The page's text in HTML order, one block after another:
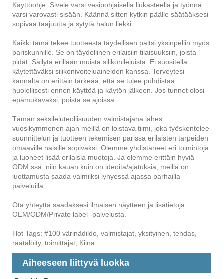
Käyttöohje: Sivele varsi vesipohjaisella liukasteella ja työnnä
varsi varovasti sisään. Käännä sitten kytkin päälle säätääksesi
sopivaa taajuutta ja sytytä halun liekki.
Kaikki tämä tekee tuotteesta täydellisen paitsi yksinpeliin myös
pariskunnille. Se on täydellinen erilaisiin tilaisuuksiin, joista
pidät. Säilytä erillään muista silikonileluista. Ei suositella
käytettäväksi silikonivoiteluaineiden kanssa. Terveytesi
kannalta on erittäin tärkeää, että se tulee puhdistaa
huolellisesti ennen käyttöä ja käytön jälkeen. Jos tunnet olosi
epämukavaksi, poista se ajoissa.
Tämän seksileluteollisuuden valmistajana lähes
vuosikymmenen ajan meillä on loistava tiimi, joka työskentelee
suunnittelun ja tuotteen tekemisen parissa erilaisten tarpeiden
omaaville naisille sopivaksi. Olemme yhdistäneet eri toimintoja
ja luoneet lisää erilaisia ​​muotoja. Ja olemme erittäin hyviä
ODM:ssä, niin kauan kuin on ideoita/ajatuksia, meillä on
luottamusta saada valmiiksi lyhyessä ajassa parhailla
palveluilla.
Ota yhteyttä saadaksesi ilmaisen näytteen ja lisätietoja
OEM/ODM/Private label -palvelusta.
Hot Tags: #100 värinädildo, valmistajat, yksityinen, tehdas,
räätälöity, toimittajat, Kiina
Aiheeseen liittyvä luokka